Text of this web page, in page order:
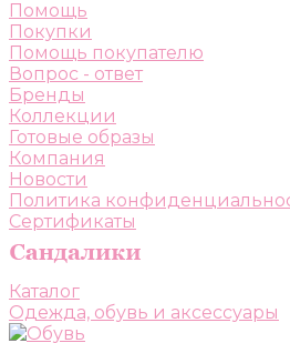
Помощь
Покупки
Помощь покупателю
Вопрос - ответ
Бренды
Коллекции
Готовые образы
Компания
Новости
Политика
Сертификаты
Каталог
Одежда, обувь и аксессуары